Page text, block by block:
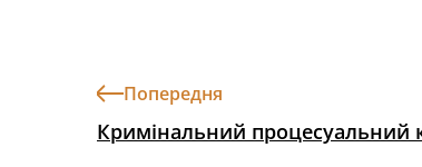
Попередня
Кримінальний процесуальний